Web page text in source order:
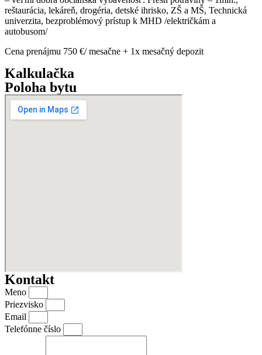
reštaurácia, lekáreň, drogéria, detské ihrisko, ZŠ a MŠ, Technická
univerzita, bezproblémový prístup k MHD /električkám a
autobusom/
Cena prenájmu 750 €/ mesačne + 1x mesačný depozit
Kalkulačka
Poloha bytu
Kontakt
Meno
Priezvisko
Email
Telefónne číslo